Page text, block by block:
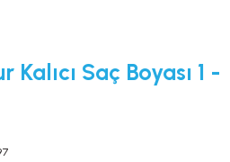
Saç Boyası 1 -